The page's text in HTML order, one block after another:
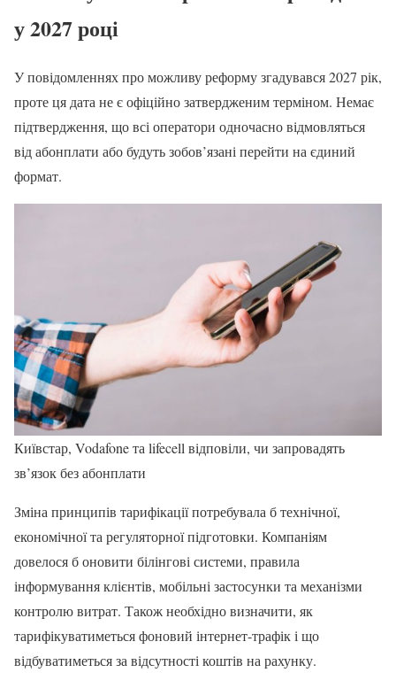
у 2027 році
У повідомленнях про можливу реформу згадувався 2027 рік,
проте ця дата не є офіційно затвердженим терміном. Немає
підтвердження, що всі оператори одночасно відмовляться
від абонплати або будуть зобов’язані перейти на єдиний
формат.
Київстар, Vodafone та lifecell відповіли, чи запровадять
зв’язок без абонплати
Зміна принципів тарифікації потребувала б технічної,
економічної та регуляторної підготовки. Компаніям
довелося б оновити білінгові системи, правила
інформування клієнтів, мобільні застосунки та механізми
контролю витрат. Також необхідно визначити, як
тарифікуватиметься фоновий інтернет-трафік і що
відбуватиметься за відсутності коштів на рахунку.